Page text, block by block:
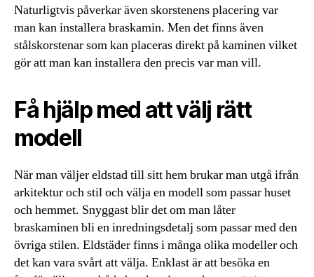
Naturligtvis påverkar även skorstenens placering var
man kan installera braskamin. Men det finns även
stålskorstenar som kan placeras direkt på kaminen vilket
gör att man kan installera den precis var man vill.
Få hjälp med att välj rätt
modell
När man väljer eldstad till sitt hem brukar man utgå ifrån
arkitektur och stil och välja en modell som passar huset
och hemmet. Snyggast blir det om man låter
braskaminen bli en inredningsdetalj som passar med den
övriga stilen. Eldstäder finns i många olika modeller och
det kan vara svårt att välja. Enklast är att besöka en